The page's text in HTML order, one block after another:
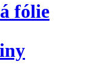
fólie